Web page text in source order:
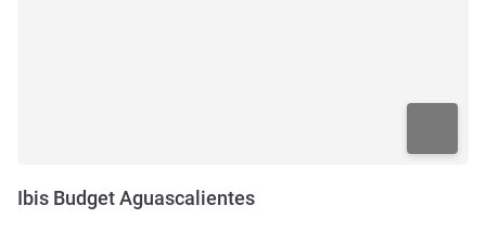
Ibis Budget Aguascalientes